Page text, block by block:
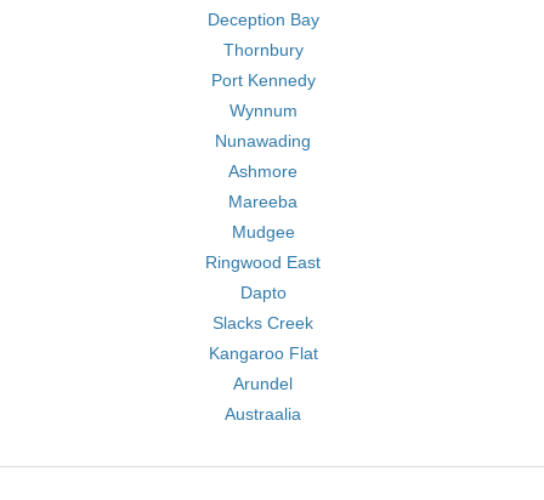
Deception Bay
Thornbury
Port Kennedy
Wynnum
Nunawading
Ashmore
Mareeba
Mudgee
Ringwood East
Dapto
Slacks Creek
Kangaroo Flat
Arundel
Austraalia